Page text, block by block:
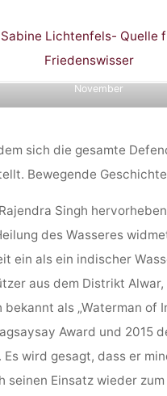
Ring der Kraft
Kolumbienreise
18.
November
sich die gesamte
Bewegende
Singh
des Wasseres
ein als ein indischer
aus dem Distrikt Alwar,
bekannt als „Waterman of
Award und 2015
Es wird gesagt, dass er
seinen Einsatz wieder